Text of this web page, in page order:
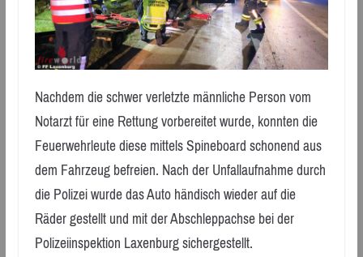
Nachdem die schwer verletzte männliche Person vom
Notarzt für eine Rettung vorbereitet wurde, konnten die
Feuerwehrleute diese mittels Spineboard schonend aus
dem Fahrzeug befreien. Nach der Unfallaufnahme durch
die Polizei wurde das Auto händisch wieder auf die
Räder gestellt und mit der Abschleppachse bei der
Polizeiinspektion Laxenburg sichergestellt.